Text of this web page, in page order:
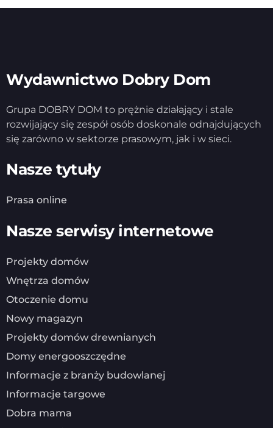
Wydawnictwo Dobry Dom
Grupa DOBRY DOM to prężnie działający i stale
rozwijający się zespół osób doskonale odnajdujących
się zarówno w sektorze prasowym, jak i w sieci.
Nasze tytuły
Prasa online
Nasze serwisy internetowe
Projekty domów
Wnętrza domów
Otoczenie domu
Nowy magazyn
Projekty domów drewnianych
Domy energooszczędne
Informacje z branży budowlanej
Informacje targowe
Dobra mama